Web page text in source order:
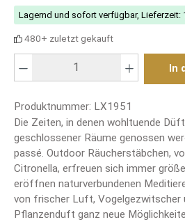
Durchschnittliche Bewertung von
Lagernd und sofort verfügbar, Lieferzeit:
480+ zuletzt gekauft
In
Produktnummer: LX1951
Die Zeiten, in denen wohltuende
geschlossener Räume genossen
passé. Outdoor Räucherstäbchen,
Citronella, erfreuen sich immer
eröffnen naturverbundenen
von frischer Luft, Vogelgezwitscher
Pflanzenduft ganz neue